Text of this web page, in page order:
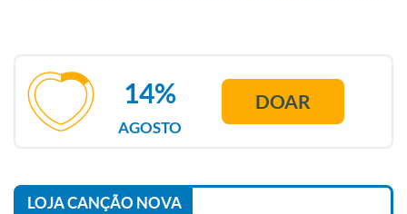
AGOSTO
14% DOAR
LOJA CANÇÃO NOVA